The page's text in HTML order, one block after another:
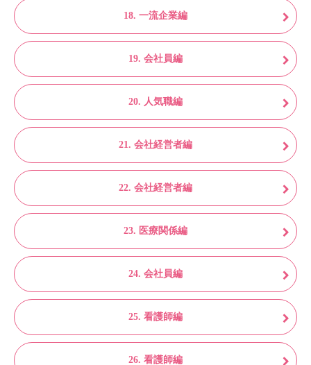
18. 一流企業編
19. 会社員編
20. 人気職編
21. 会社経営者編
22. 会社経営者編
23. 医療関係編
24. 会社員編
25. 看護師編
26. 看護師編